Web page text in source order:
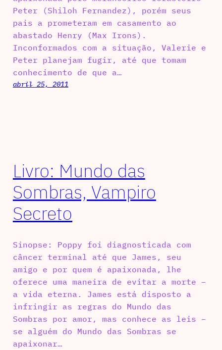
Peter (Shiloh Fernandez), porém seus
pais a prometeram em casamento ao
abastado Henry (Max Irons).
Inconformados com a situação, Valerie e
Peter planejam fugir, até que tomam
conhecimento de que a…
abril 25, 2011
Livro: Mundo das
Sombras, Vampiro
Secreto
Sinopse: Poppy foi diagnosticada com
câncer terminal até que James, seu
amigo e por quem é apaixonada, lhe
oferece uma maneira de evitar a morte –
a vida eterna. James está disposto a
infringir as regras do Mundo das
Sombras por amor, mas conhece as leis –
se alguém do Mundo das Sombras se
apaixonar…